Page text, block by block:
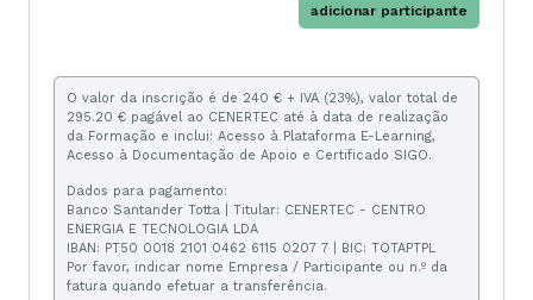
adicionar participante
O valor da inscrição é de 240 € + IVA (23%), valor total de
295.20 € pagável ao CENERTEC até à data de realização
da Formação e inclui: Acesso à Plataforma E-Learning,
Acesso à Documentação de Apoio e Certificado SIGO.
Dados para pagamento:
Banco Santander Totta | Titular: CENERTEC - CENTRO
ENERGIA E TECNOLOGIA LDA
IBAN: PT50 0018 2101 0462 6115 0207 7 | BIC: TOTAPTPL
Por favor, indicar nome Empresa / Participante ou n.º da
fatura quando efetuar a transferência.